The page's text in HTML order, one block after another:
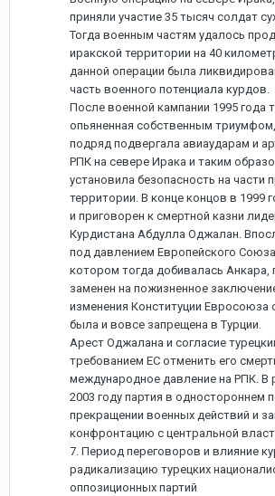
приняли участие 35 тысяч солдат
Тогда военным частям удалось
иракской территории на 40
данной операции была
часть военного потенциала курдов.
После военной кампании 1995 года
опьяненная собственным
подряд подвергала авиаударам и
РПК на севере Ирака и таким
установила безопасность на части
территории. В конце концов в 1999
и приговорен к смертной казни
Курдистана Абдулла Оджалан.
под давлением Европейского
котором тогда добивалась Анкара,
заменен на пожизненное
изменения Конституции Евросоюза
была и вовсе запрещена в Турции.
Арест Оджалана и согласие
требованием ЕС отменить его
международное давление на РПК. В
2003 году партия в одностороннем
прекращении военных действий и
конфронтацию с центральной
7. Период переговоров и влияние
радикализацию турецких
оппозиционных партий